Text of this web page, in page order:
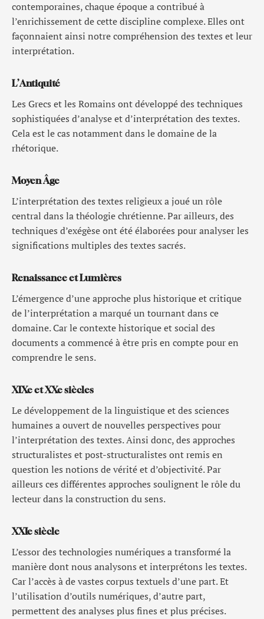
contemporaines, chaque époque a contribué à
l’enrichissement de cette discipline complexe. Elles ont
façonnaient ainsi notre compréhension des textes et leur
interprétation.
L’Antiquité
Les Grecs et les Romains ont développé des techniques
sophistiquées d’analyse et d’interprétation des textes.
Cela est le cas notamment dans le domaine de la
rhétorique.
Moyen Âge
L’interprétation des textes religieux a joué un rôle
central dans la théologie chrétienne. Par ailleurs, des
techniques d’exégèse ont été élaborées pour analyser les
significations multiples des textes sacrés.
Renaissance et Lumières
L’émergence d’une approche plus historique et critique
de l’interprétation a marqué un tournant dans ce
domaine. Car le contexte historique et social des
documents a commencé à être pris en compte pour en
comprendre le sens.
XIXe et XXe siècles
Le développement de la linguistique et des sciences
humaines a ouvert de nouvelles perspectives pour
l’interprétation des textes. Ainsi donc, des approches
structuralistes et post-structuralistes ont remis en
question les notions de vérité et d’objectivité. Par
ailleurs ces différentes approches soulignent le rôle du
lecteur dans la construction du sens.
XXIe siècle
L’essor des technologies numériques a transformé la
manière dont nous analysons et interprétons les textes.
Car l’accès à de vastes corpus textuels d’une part. Et
l’utilisation d’outils numériques, d’autre part,
permettent des analyses plus fines et plus précises.